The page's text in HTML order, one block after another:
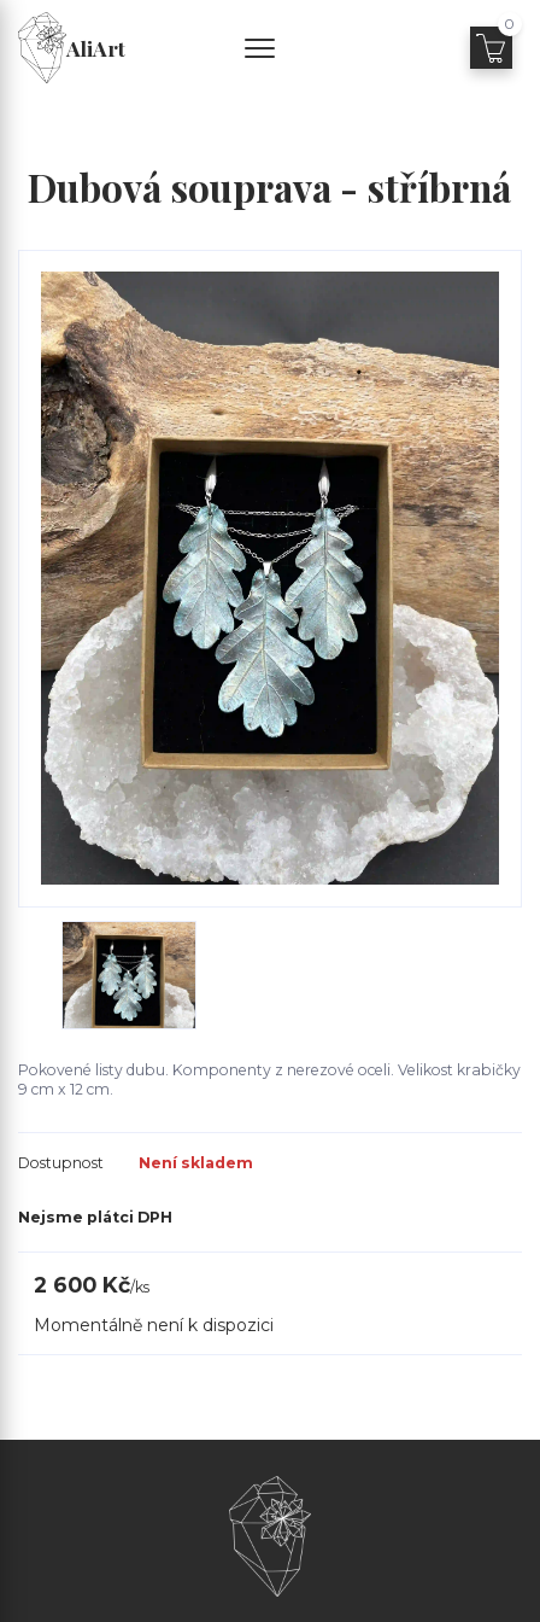
AliArt
0
Dubová souprava - stříbrná
Pokovené listy dubu. Komponenty z nerezové oceli. Velikost krabičky
9 cm x 12 cm.
Dostupnost Není skladem
Nejsme plátci DPH
2 600 Kč/ks
Momentálně není k dispozici